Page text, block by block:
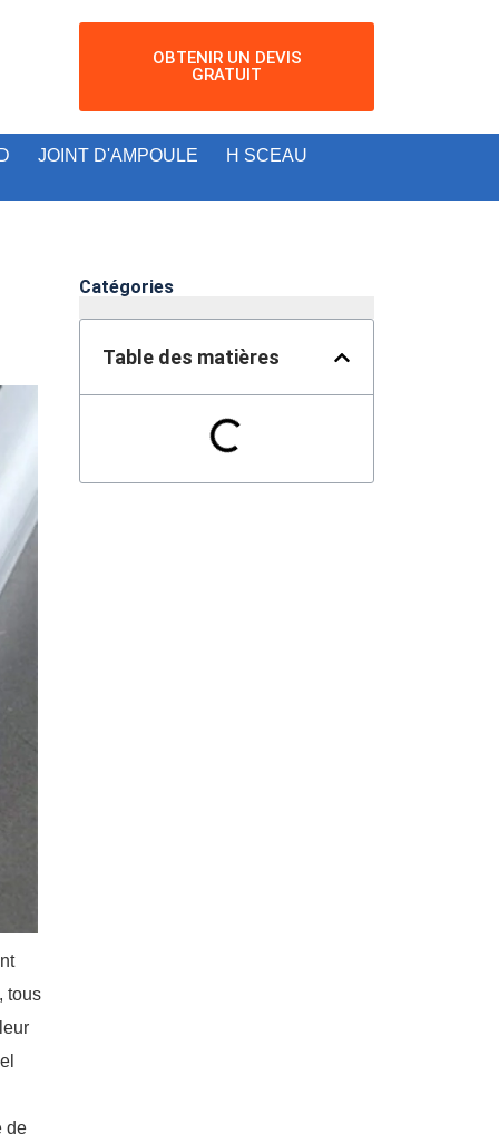
OBTENIR UN DEVIS
GRATUIT
JOINT D'AMPOULE
H SCEAU
tous
de
Catégories
Table des matières